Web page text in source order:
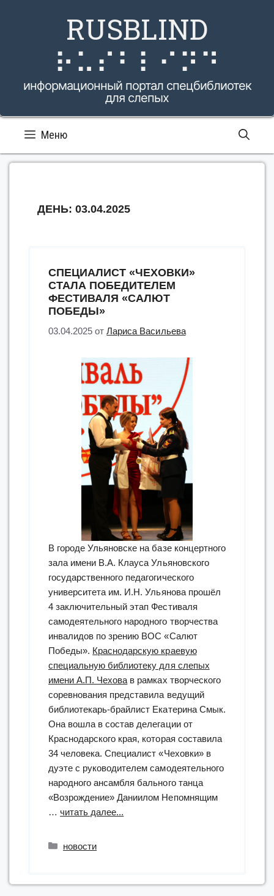
RUSBLIND
⠗⠥⠎⠃⠇⠊⠝⠙
информационный портал спецбиблиотек
для слепых
Меню
ДЕНЬ: 03.04.2025
СПЕЦИАЛИСТ «ЧЕХОВКИ»
СТАЛА ПОБЕДИТЕЛЕМ
ФЕСТИВАЛЯ «САЛЮТ
ПОБЕДЫ»
03.04.2025 отЛариса Васильева
В городе Ульяновске на базе концертного
зала имени В.А. Клауса Ульяновского
государственного педагогического
университета им. И.Н. Ульянова прошёл
4 заключительный этап Фестиваля
самодеятельного народного творчества
инвалидов по зрению ВОС «Салют
Победы». Краснодарскую краевую
специальную библиотеку для слепых
имени А.П. Чехова в рамках творческого
соревнования представила ведущий
библиотекарь-брайлист Екатерина Смык.
Она вошла в состав делегации от
Краснодарского края, которая составила
34 человека. Специалист «Чеховки» в
дуэте с руководителем самодеятельного
народного ансамбля бального танца
«Возрождение» Даниилом Непомнящим
…читать далее...
«Салют
Рубрики
новости